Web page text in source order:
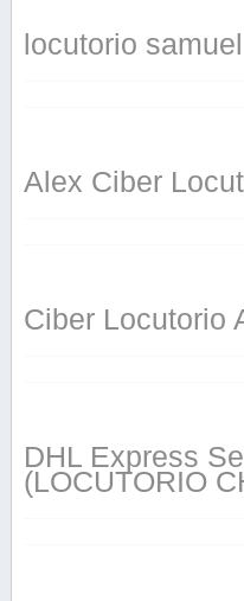
locutorio
Alex Ciber
Ciber Locutorio
DHL Express
(LOCUTORIO